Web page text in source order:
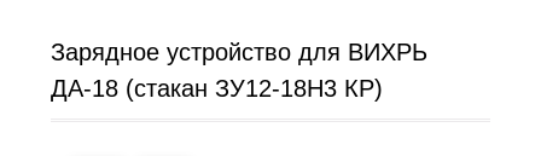
Зарядное устройство для ВИХРЬ
ДА-18 (стакан ЗУ12-18Н3 КР)